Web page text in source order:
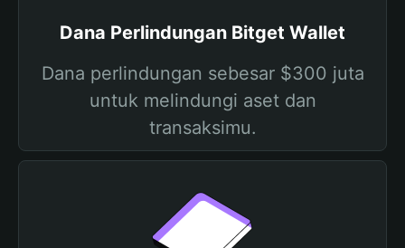
Dana Perlindungan Bitget Wallet
Dana perlindungan sebesar $300 juta
untuk melindungi aset dan
transaksimu.